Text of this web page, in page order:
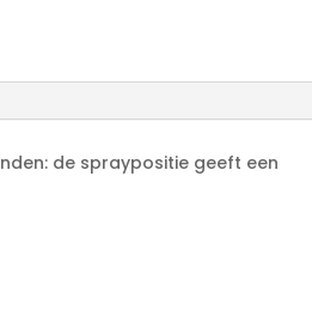
de spraypositie geeft een